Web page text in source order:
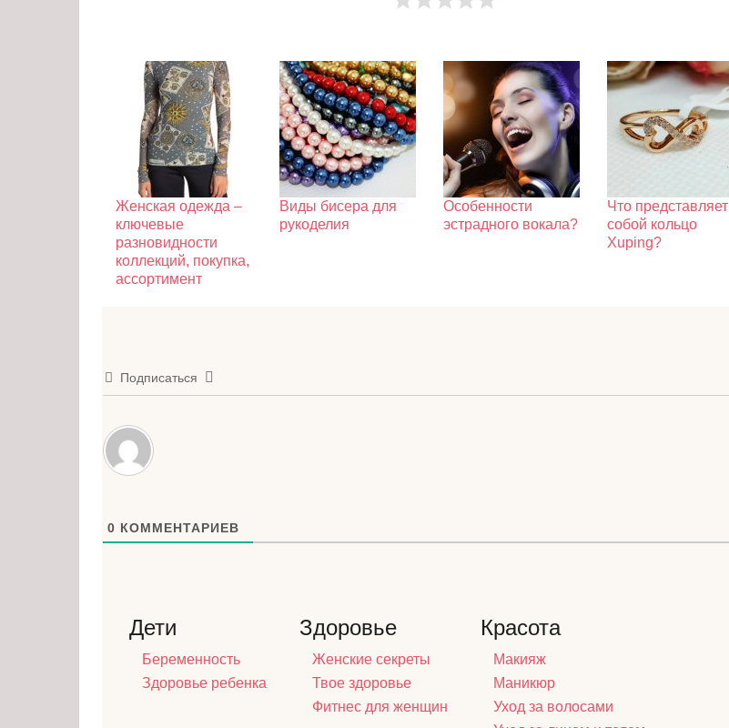
Женская одежда –
ключевые
разновидности
коллекций, покупка,
ассортимент
Виды бисера для
рукоделия
Особенности
эстрадного вокала?
Что представляет
собой кольцо
Xuping?
Подписаться
0 КОММЕНТАРИЕВ
Дети
Беременность
Здоровье ребенка
Здоровье
Женские секреты
Твое здоровье
Фитнес для женщин
Красота
Макияж
Маникюр
Уход за волосами